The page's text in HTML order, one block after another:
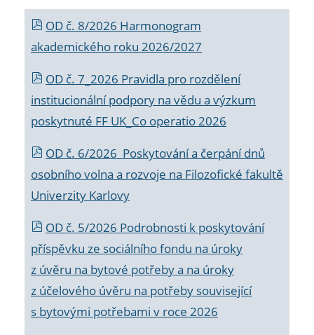
OD č. 8/2026 Harmonogram
akademického roku 2026/2027
OD č. 7_2026 Pravidla pro rozdělení
institucionální podpory na vědu a výzkum
poskytnuté FF UK_Co operatio 2026
OD č. 6/2026 Poskytování a čerpání dnů
osobního volna a rozvoje na Filozofické fakultě
Univerzity Karlovy
OD č. 5/2026 Podrobnosti k poskytování
příspěvku ze sociálního fondu na úroky
z úvěru na bytové potřeby a na úroky
z účelového úvěru na potřeby související
s bytovými potřebami v roce 2026